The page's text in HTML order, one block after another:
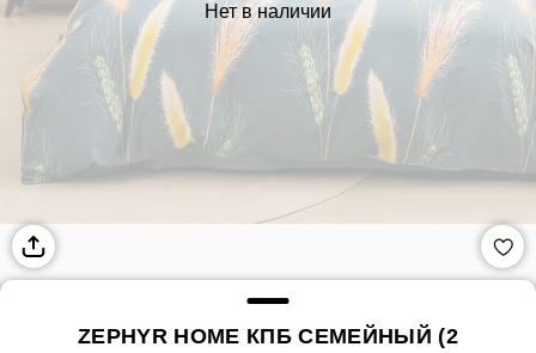
Нет в наличии
ZEPHYR HOME КПБ СЕМЕЙНЫЙ (2